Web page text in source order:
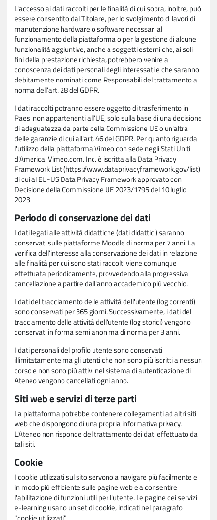
L'accesso ai dati raccolti per le finalità di cui sopra, inoltre, può
essere consentito dal Titolare, per lo svolgimento di lavori di
manutenzione hardware o software necessari al
funzionamento della piattaforma o per la gestione di alcune
funzionalità aggiuntive, anche a soggetti esterni che, ai soli
fini della prestazione richiesta, potrebbero venire a
conoscenza dei dati personali degli interessati e che saranno
debitamente nominati come Responsabili del trattamento a
norma dell'art. 28 del GDPR.
I dati raccolti potranno essere oggetto di trasferimento in
Paesi non appartenenti all'UE, solo sulla base di una decisione
di adeguatezza da parte della Commissione UE o un'altra
delle garanzie di cui all'art. 46 del GDPR. Per quanto riguarda
l'utilizzo della piattaforma Vimeo con sede negli Stati Uniti
d'America, Vimeo.com, Inc. è iscritta alla Data Privacy
Framework List (https://www.dataprivacyframework.gov/list)
di cui al EU-US Data Privacy Framework approvato con
Decisione della Commissione UE 2023/1795 del 10 luglio
2023.
Periodo di conservazione dei dati
I dati legati alle attività didattiche (dati didattici) saranno
conservati sulle piattaforme Moodle di norma per 7 anni. La
verifica dell'interesse alla conservazione dei dati in relazione
alle finalità per cui sono stati raccolti viene comunque
effettuata periodicamente, provvedendo alla progressiva
cancellazione a partire dall'anno accademico più vecchio.
I dati del tracciamento delle attività dell'utente (log correnti)
sono conservati per 365 giorni. Successivamente, i dati del
tracciamento delle attività dell'utente (log storici) vengono
conservati in forma semi anonima di norma per 3 anni.
I dati personali del profilo utente sono conservati
illimitatamente ma gli utenti che non sono più iscritti a nessun
corso e non sono più attivi nel sistema di autenticazione di
Ateneo vengono cancellati ogni anno.
Siti web e servizi di terze parti
La piattaforma potrebbe contenere collegamenti ad altri siti
web che dispongono di una propria informativa privacy.
L'Ateneo non risponde del trattamento dei dati effettuato da
tali siti.
Cookie
I cookie utilizzati sul sito servono a navigare più facilmente e
in modo più efficiente sulle pagine web e a consentire
l'abilitazione di funzioni utili per l'utente. Le pagine dei servizi
e-learning usano un set di cookie, indicati nel paragrafo
"cookie utilizzati".